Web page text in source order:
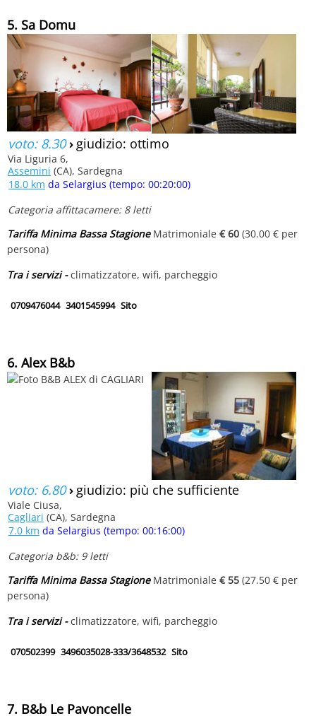
5. Sa Domu
voto: 8.30› giudizio: ottimo
Via Liguria 6,
Assemini (CA), Sardegna
18.0 km da Selargius (tempo: 00:20:00)
Categoria affittacamere: 8 letti
Tariffa Minima Bassa StagioneMatrimoniale € 60 (30.00 € per
persona)
Tra i servizi -climatizzatore, wifi, parcheggio
0709476044 3401545994 Sito
6. Alex B&b
voto: 6.80› giudizio: più che sufficiente
Viale Ciusa,
Cagliari (CA), Sardegna
7.0 km da Selargius (tempo: 00:16:00)
Categoria b&b: 9 letti
Tariffa Minima Bassa StagioneMatrimoniale € 55 (27.50 € per
persona)
Tra i servizi -climatizzatore, wifi, parcheggio
070502399 3496035028-333/3648532 Sito
7. B&b Le Pavoncelle